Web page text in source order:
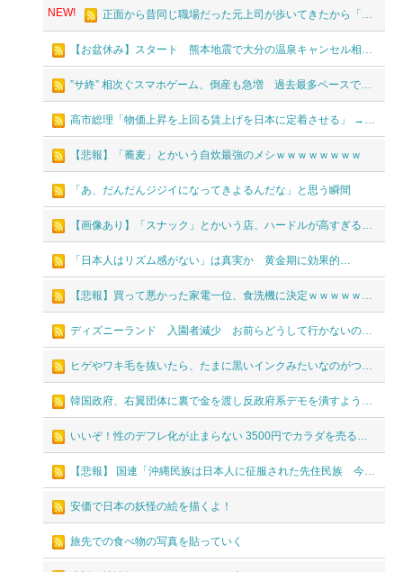
NEW! 正面から昔同じ職場だった元上司が歩いてきたから「お～！こんにちは！」って声かけたんや
【お盆休み】スタート 熊本地震で大分の温泉キャンセル相次ぐ 被害なしでも旅行先変更
”サ終” 相次ぐスマホゲーム、倒産も急増 過去最多ペースで推移 「当たれば一攫千金」過去の時代に
高市総理「物価上昇を上回る賃上げを日本に定着させる」 →国家公務員月給3.51％増へ 人事院の勧告を受け
【悲報】「蕎麦」とかいう自炊最強のメシｗｗｗｗｗｗｗｗ
「あ、だんだんジジイになってきよるんだな」と思う瞬間
【画像あり】「スナック」とかいう店、ハードルが高すぎるｗｗｗｗｗｗｗ
「日本人はリズム感がない」は真実か 黄金期に効果的…
【悲報】買って悪かった家電一位、食洗機に決定ｗｗｗｗｗｗｗｗｗ
ディズニーランド 入園者減少 お前らどうして行かないの？ バイトキャスト待ってるぞ
ヒゲやワキ毛を抜いたら、たまに黒いインクみたいなのがついてるけど、あれって何？
韓国政府、右翼団体に裏で金を渡し反政府系デモを潰すよう指示していたことがバレ、大問題に
いいぞ！性のデフレ化が止まらない 3500円でカラダを売る女性たち
【悲報】 国連「沖縄民族は日本人に征服された先住民族 今すぐ解放し独立させるべき」
安価で日本の妖怪の絵を描くよ！
旅先での食べ物の写真を貼っていく